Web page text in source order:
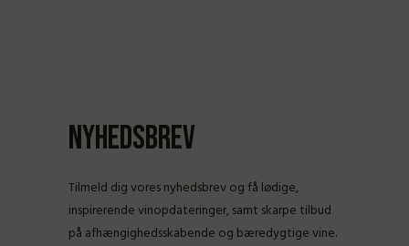
Nyhedsbrev
Tilmeld dig vores nyhedsbrev og få lødige,
inspirerende vinopdateringer, samt skarpe tilbud
på afhængighedsskabende og bæredygtige vine.